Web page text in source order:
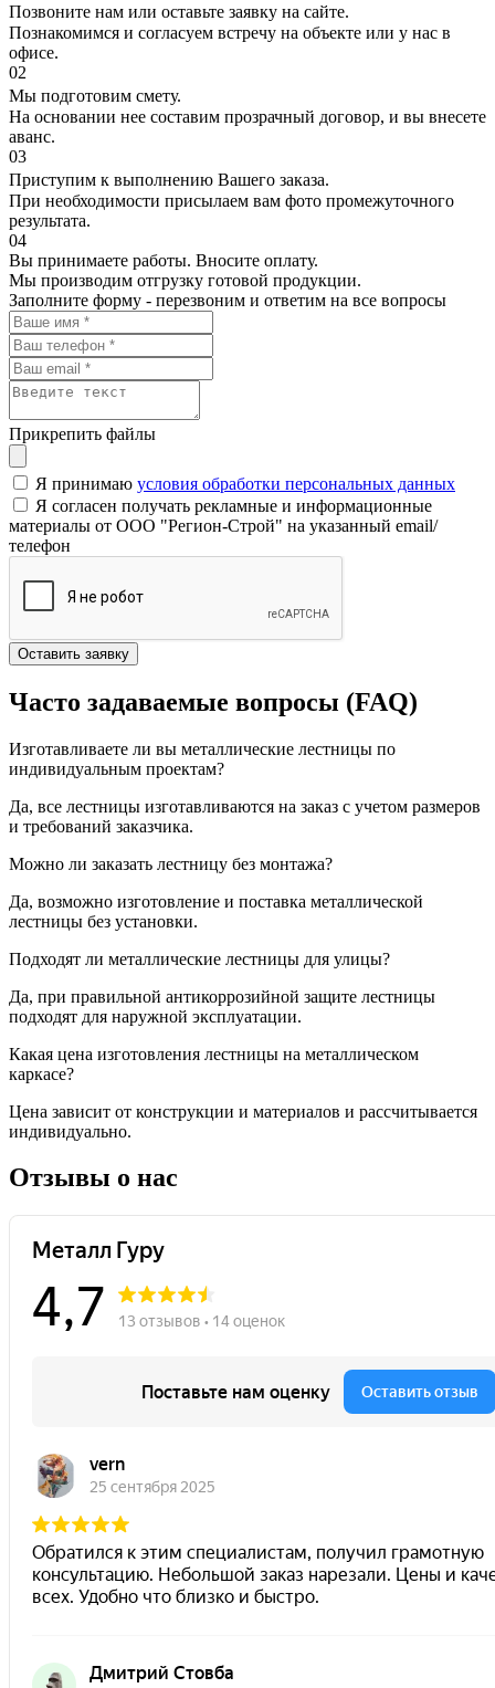
Позвоните нам или оставьте заявку на сайте.
Познакомимся и согласуем встречу на объекте или у нас в
офисе.
02
Мы подготовим смету.
На основании нее составим прозрачный договор, и вы внесете
аванс.
03
Приступим к выполнению Вашего заказа.
При необходимости присылаем вам фото промежуточного
результата.
04
Вы принимаете работы. Вносите оплату.
Мы производим отгрузку готовой продукции.
Заполните форму - перезвоним и ответим на все вопросы
Прикрепить файлы
Я принимаю условия обработки персональных данных
Я согласен получать рекламные и информационные
материалы от ООО "Регион-Строй" на указанный email/
телефон
Оставить заявку
Часто задаваемые вопросы (FAQ)
Изготавливаете ли вы металлические лестницы по
индивидуальным проектам?
Да, все лестницы изготавливаются на заказ с учетом размеров
и требований заказчика.
Можно ли заказать лестницу без монтажа?
Да, возможно изготовление и поставка металлической
лестницы без установки.
Подходят ли металлические лестницы для улицы?
Да, при правильной антикоррозийной защите лестницы
подходят для наружной эксплуатации.
Какая цена изготовления лестницы на металлическом
каркасе?
Цена зависит от конструкции и материалов и рассчитывается
индивидуально.
Отзывы о нас